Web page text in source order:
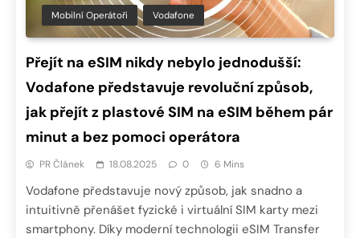
Mobilní Operátoři Vodafone
Přejít na eSIM nikdy nebylo jednodušší:
Vodafone představuje revoluční způsob,
jak přejít z plastové SIM na eSIM během pár
minut a bez pomoci operátora
PR Článek 18.08.2025 0 6 Mins
Vodafone představuje nový způsob, jak snadno a
intuitivně přenášet fyzické i virtuální SIM karty mezi
smartphony. Díky moderní technologii eSIM Transfer